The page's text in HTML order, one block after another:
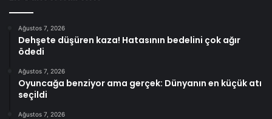
Ağustos 7, 2026
Dehşete düşüren kaza! Hatasının bedelini çok ağır
ödedi
Ağustos 7, 2026
Oyuncağa benziyor ama gerçek: Dünyanın en küçük atı
seçildi
Ağustos 7, 2026